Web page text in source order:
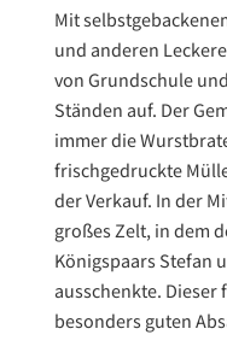
Mit
und anderen
von Grundschule
Ständen auf. Der
immer die
frischgedruckte
der Verkauf. In der
großes Zelt, in dem
Königspaars Stefan
ausschenkte.
besonders guten